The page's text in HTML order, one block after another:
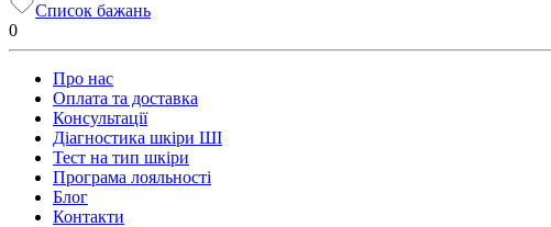
Список бажань
0
Про нас
Оплата та доставка
Консультації
Діагностика шкіри ШІ
Тест на тип шкіри
Програма лояльності
Блог
Контакти